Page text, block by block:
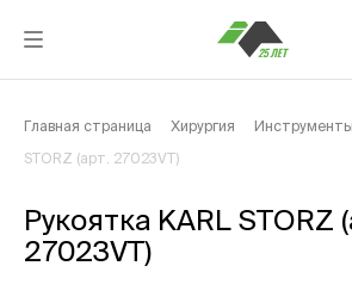
Главная страница Хирургия Инструменты
STORZ (арт. 27023VT)
Рукоятка KARL STORZ
27023VT)